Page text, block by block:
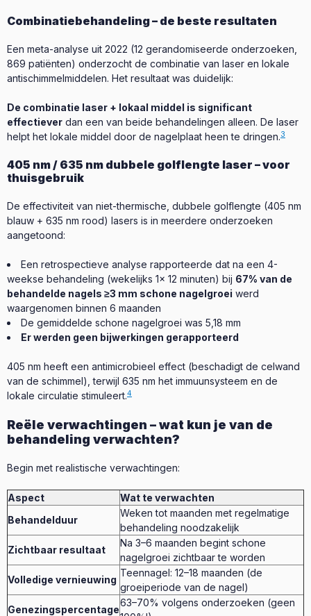
Combinatiebehandeling – de beste resultaten
Een meta-analyse uit 2022 (12 gerandomiseerde onderzoeken,
869 patiënten) onderzocht de combinatie van laser en lokale
antischimmelmiddelen. Het resultaat was duidelijk:
De combinatie laser + lokaal middel is significant
effectiever dan een van beide behandelingen alleen. De laser
helpt het lokale middel door de nagelplaat heen te dringen.3
405 nm / 635 nm dubbele golflengte laser – voor
thuisgebruik
De effectiviteit van niet-thermische, dubbele golflengte (405 nm
blauw + 635 nm rood) lasers is in meerdere onderzoeken
aangetoond:
Een retrospectieve analyse rapporteerde dat na een 4-
weekse behandeling (wekelijks 1x 12 minuten) bij 67% van de
behandelde nagels ≥3 mm schone nagelgroei werd
waargenomen binnen 6 maanden
De gemiddelde schone nagelgroei was 5,18 mm
Er werden geen bijwerkingen gerapporteerd
405 nm heeft een antimicrobieel effect (beschadigt de celwand
van de schimmel), terwijl 635 nm het immuunsysteem en de
lokale circulatie stimuleert.4
Reële verwachtingen – wat kun je van de
behandeling verwachten?
Begin met realistische verwachtingen:
Aspect
Wat te verwachten
Behandelduur
Weken tot maanden met regelmatige
behandeling noodzakelijk
Zichtbaar resultaat
Na 3–6 maanden begint schone
nagelgroei zichtbaar te worden
Volledige vernieuwing
Teennagel: 12–18 maanden (de
groeiperiode van de nagel)
Genezingspercentage
63–70% volgens onderzoeken (geen